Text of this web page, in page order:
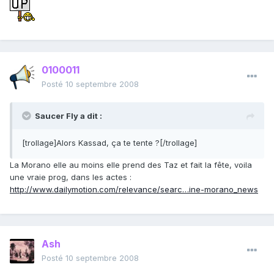
0100011
Posté 10 septembre 2008
Saucer Fly a dit :
[trollage]Alors Kassad, ça te tente ?[/trollage]
La Morano elle au moins elle prend des Taz et fait la fête, voila
une vraie prog, dans les actes :
http://www.dailymotion.com/relevance/searc…ine-morano_news
Ash
Posté 10 septembre 2008